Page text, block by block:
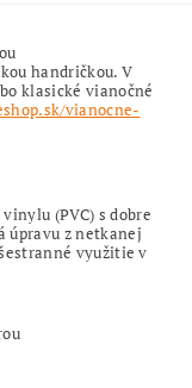
handričkou. V
klasické vianočné
vianocne-
(PVC) s dobre
úpravu z netkanej
využitie v